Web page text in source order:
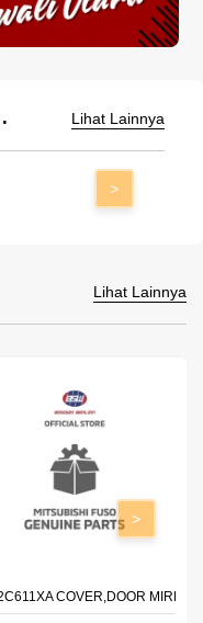
Lihat Lainnya
>
Lihat Lainnya
COVER,DOOR
>